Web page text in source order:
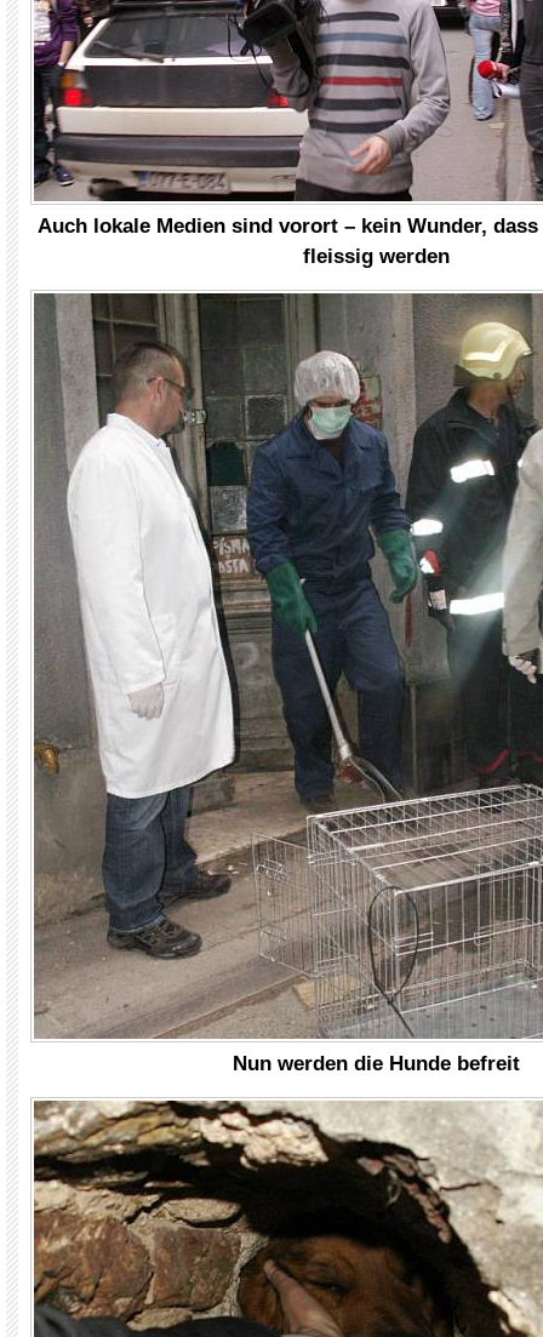
Auch lokale Medien sind vorort – kein Wunder,
fleissig werden
Nun werden die Hunde befreit